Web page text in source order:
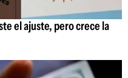
el ajuste, pero crece la